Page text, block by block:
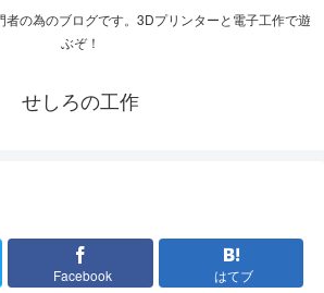
者の為のブログです。3Dプリンターと電子工作で遊
ぶぞ！
せしろの工作
Facebook はてブ